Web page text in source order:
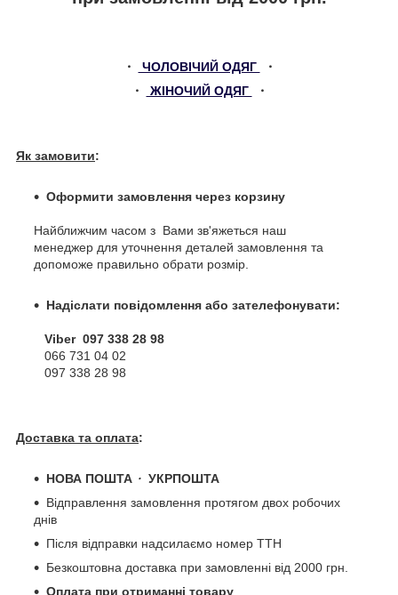
・ ЧОЛОВІЧИЙ ОДЯГ
・
・
ЖІНОЧИЙ ОДЯГ ・
Як замовити:
Оформити замовлення через корзину
Найближчим часом з Вами зв'яжеться наш
менеджер для уточнення деталей замовлення та
допоможе правильно обрати розмір.
Надіслати повідомлення або зателефонувати:
Viber 097 338 28 98
066 731 04 02
097 338 28 98
Доставка та оплата:
НОВА ПОШТА ・ УКРПОШТА
Відправлення замовлення протягом двох робочих
днів
Після відправки надсилаємо номер ТТН
Безкоштовна доставка при замовленні від 2000 грн.
Оплата при отриманні товару